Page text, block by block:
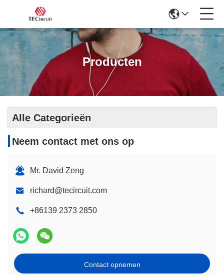
Producten
Alle Categorieën
Neem contact met ons op
Mr. David Zeng
richard@tecircuit.com
+86139 2373 2850
Contact opnemen